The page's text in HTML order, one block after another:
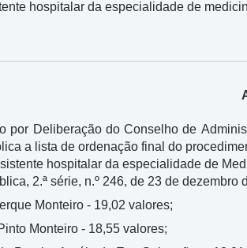
hospitalar da especialidade de
por Deliberação do Conselho de
a lista de ordenação final do
hospitalar da especialidade de
2.ª série, n.º 246, de 23 de dezembro
Monteiro - 19,02 valores;
Monteiro - 18,55 valores;